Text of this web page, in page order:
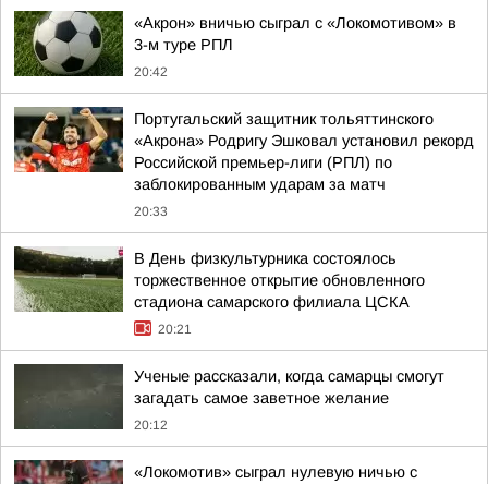
«Акрон» вничью сыграл с «Локомотивом» в
3-м туре РПЛ
20:42
Португальский защитник тольяттинского
«Акрона» Родригу Эшковал установил рекорд
Российской премьер-лиги (РПЛ) по
заблокированным ударам за матч
20:33
В День физкультурника состоялось
торжественное открытие обновленного
стадиона самарского филиала ЦСКА
20:21
Ученые рассказали, когда самарцы смогут
загадать самое заветное желание
20:12
«Локомотив» сыграл нулевую ничью с